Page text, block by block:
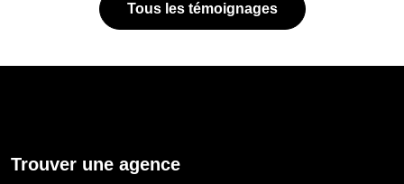
Tous les témoignages
Trouver une agence